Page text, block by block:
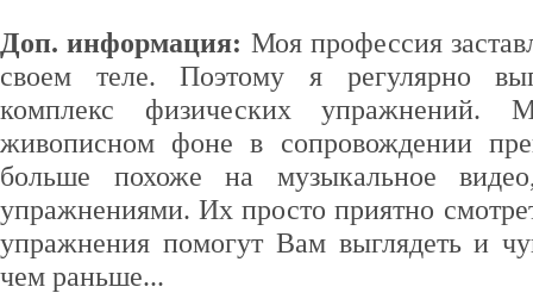
Доп. информация: Моя профессия
своем теле. Поэтому я регулярно
комплекс физических
живописном фоне в сопровождении
больше похоже на музыкальное
упражнениями. Их просто приятно
упражнения помогут Вам выглядеть и
чем раньше...